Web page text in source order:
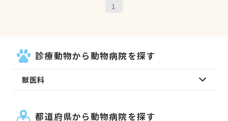
1
診療動物から動物病院を探す
獣医科
都道府県から動物病院を探す